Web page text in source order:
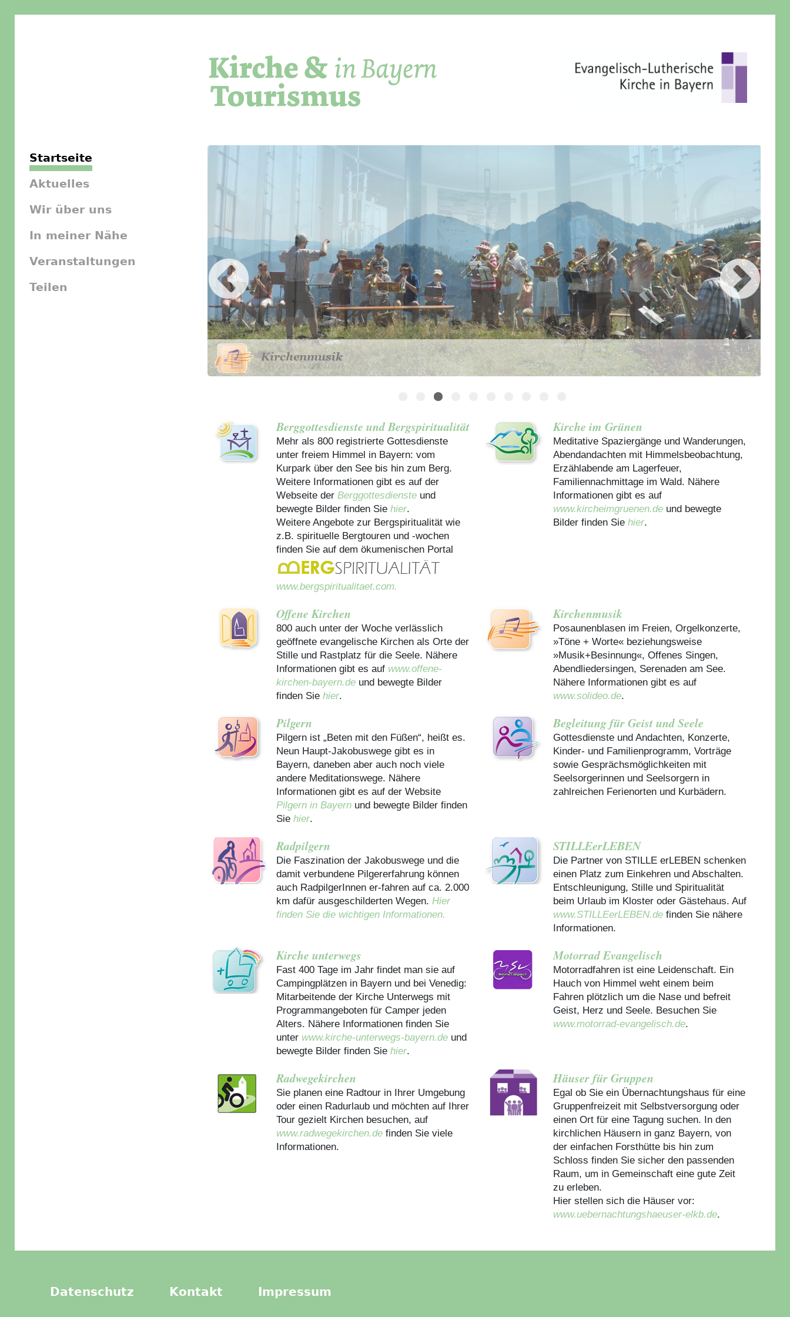
Startseite
Aktuelles
Wir über uns
In meiner Nähe
Veranstaltungen
Teilen
Slider Icon
Bild
Häuser für Gruppen
Berggottesdienste und Bergspiritualität
Mehr als 800 registrierte Gottesdienste
unter freiem Himmel in Bayern: vom
Kurpark über den See bis hin zum Berg.
Weitere Informationen gibt es auf der
Webseite der Berggottesdienste und
bewegte Bilder finden Sie hier.
Weitere Angebote zur Bergspiritualität wie
z.B. spirituelle Bergtouren und -wochen
finden Sie auf dem ökumenischen Portal
www.bergspiritualitaet.com.
Kirche im Grünen
Meditative Spaziergänge und Wanderungen,
Abendandachten mit Himmelsbeobachtung,
Erzählabende am Lagerfeuer,
Familiennachmittage im Wald. Nähere
Informationen gibt es auf
www.kircheimgruenen.deund bewegte
Bilder finden Siehier.
Offene Kirchen
800 auch unter der Woche verlässlich
geöffnete evangelische Kirchen als Orte der
Stille und Rastplatz für die Seele. Nähere
Informationen gibt es auf www.offene-
kirchen-bayern.de und bewegte Bilder
finden Sie hier.
Kirchenmusik
Posaunenblasen im Freien, Orgelkonzerte,
»Töne + Worte« beziehungsweise
»Musik+Besinnung«, Offenes Singen,
Abendliedersingen, Serenaden am See.
Nähere Informationen gibt es auf
www.solideo.de.
Pilgern
Pilgern ist „Beten mit den Füßen“, heißt es.
Neun Haupt-Jakobuswege gibt es in
Bayern, daneben aber auch noch viele
andere Meditationswege. Nähere
Informationen gibt es auf der Website
Pilgern in Bayern und bewegte Bilder finden
Sie hier.
Begleitung für Geist und Seele
Gottesdienste und Andachten, Konzerte,
Kinder- und Familienprogramm, Vorträge
sowie Gesprächsmöglichkeiten mit
Seelsorgerinnen und Seelsorgern in
zahlreichen Ferienorten und Kurbädern.
Radpilgern
Die Faszination der Jakobuswege und die
damit verbundene Pilgererfahrung können
auch RadpilgerInnen er-fahren auf ca. 2.000
km dafür ausgeschilderten Wegen. Hier
finden Sie die wichtigen Informationen.
STILLEerLEBEN
Die Partner von STILLE erLEBEN schenken
einen Platz zum Einkehren und Abschalten.
Entschleunigung, Stille und Spiritualität
beim Urlaub im Kloster oder Gästehaus. Auf
www.STILLEerLEBEN.definden Sie nähere
Informationen.
Kirche unterwegs
Fast 400 Tage im Jahr findet man sie auf
Campingplätzen in Bayern und bei Venedig:
Mitarbeitende der Kirche Unterwegs mit
Programmangeboten für Camper jeden
Alters. Nähere Informationen finden Sie
unter www.kirche-unterwegs-bayern.de und
bewegte Bilder finden Sie hier.
Motorrad Evangelisch
Motorradfahren ist eine Leidenschaft. Ein
Hauch von Himmel weht einem beim
Fahren plötzlich um die Nase und befreit
Geist, Herz und Seele. Besuchen Sie
www.motorrad-evangelisch.de.
Radwegekirchen
Sie planen eine Radtour in Ihrer Umgebung
oder einen Radurlaub und möchten auf Ihrer
Tour gezielt Kirchen besuchen, auf
www.radwegekirchen.de finden Sie viele
Informationen.
Häuser für Gruppen
Egal ob Sie ein Übernachtungshaus für eine
Gruppenfreizeit mit Selbstversorgung oder
einen Ort für eine Tagung suchen. In den
kirchlichen Häusern in ganz Bayern, von
der einfachen Forsthütte bis hin zum
Schloss finden Sie sicher den passenden
Raum, um in Gemeinschaft eine gute Zeit
zu erleben.
Hier stellen sich die Häuser vor:
www.uebernachtungshaeuser-elkb.de.
Datenschutz Kontakt Impressum